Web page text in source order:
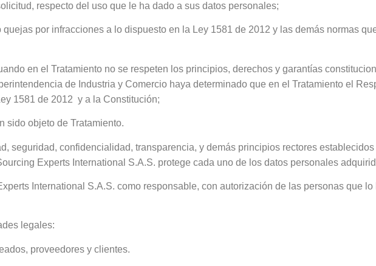
respecto del uso que le ha dado a sus datos personales;
por infracciones a lo dispuesto en la Ley 1581 de 2012 y las demás normas
en el Tratamiento no se respeten los principios, derechos y garantías
de Industria y Comercio haya determinado que en el Tratamiento el
1581 de 2012 y a la Constitución;
sido objeto de Tratamiento.
seguridad, confidencialidad, transparencia, y demás principios rectores establecidos
Experts International S.A.S. protege cada uno de los datos personales
International S.A.S. como responsable, con autorización de las personas que lo
legales:
proveedores y clientes.